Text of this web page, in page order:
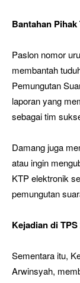
Bantahan Pihak
Paslon nomor
membantah
Pemungutan
laporan yang
sebagai tim
Damang juga
atau ingin
KTP elektronik
pemungutan
Kejadian di
Sementara itu,
Arwinsyah,